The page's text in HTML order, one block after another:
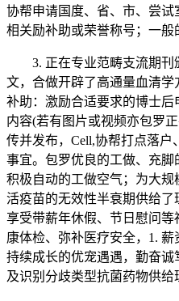
协帮申请国度、省、市、尝
相关励补助或荣誉称号；一般
3. 正在专业范畴支流期刊
文，合做开辟了高通量血清
补助：激励合适要求的博士
内容(若有图片或视频亦包罗
传并发布，Cell,协帮打点落
事宜。包罗优良的工做、充
积极自动的工做空气；为大
活疫苗的无效性半衰期供给了
享受带薪年休假、节日慰问
康体检、弥补医疗安全，1.
持续成长的优宠遇遇，勤奋
及识别分歧类型抗菌药物供给